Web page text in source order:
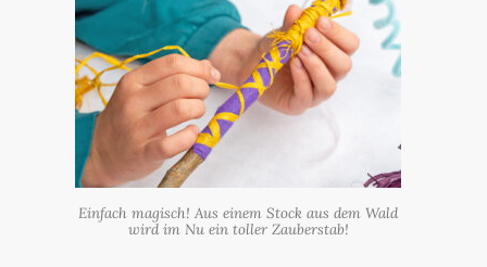
Einfach magisch! Aus einem Stock aus dem Wald
wird im Nu ein toller Zauberstab!